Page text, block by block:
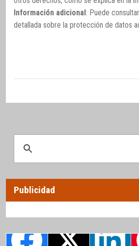
Información adicional: Puede
detallada sobre la protección de datos
Publicidad